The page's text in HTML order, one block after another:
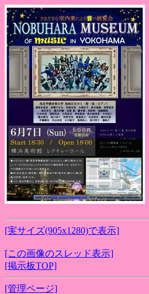
[実サイズ(905x1280)で表示]
[この画像のスレッド表示]
[掲示板TOP]
[管理ページ]